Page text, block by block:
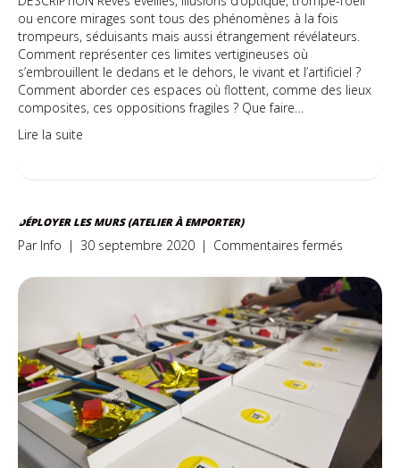
ou encore mirages sont tous des phénomènes à la fois
trompeurs, séduisants mais aussi étrangement révélateurs.
Comment représenter ces limites vertigineuses où
s’embrouillent le dedans et le dehors, le vivant et l’artificiel ?
Comment aborder ces espaces où flottent, comme des lieux
composites, ces oppositions fragiles ? Que faire…
Lire la suite
DÉPLOYER LES MURS (ATELIER À EMPORTER)
Par Info | 30 septembre 2020 | Commentaires fermés
les
murs
(Atelier
à
emporter)